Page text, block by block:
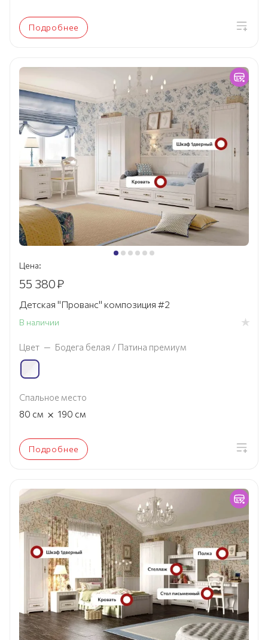
Подробнее
Цена:
55 380₽
Детская "Прованс" композиция #2
В наличии
Цвет — Бодега белая / Патина премиум
Спальное место
80 см × 190 см
Подробнее